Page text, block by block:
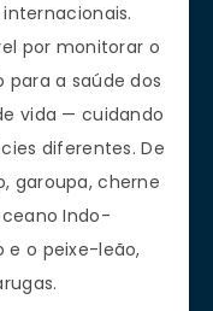
por monitorar o
para a saúde dos
vida — cuidando
diferentes. De
garoupa, cherne
Indo-
o peixe-leão,